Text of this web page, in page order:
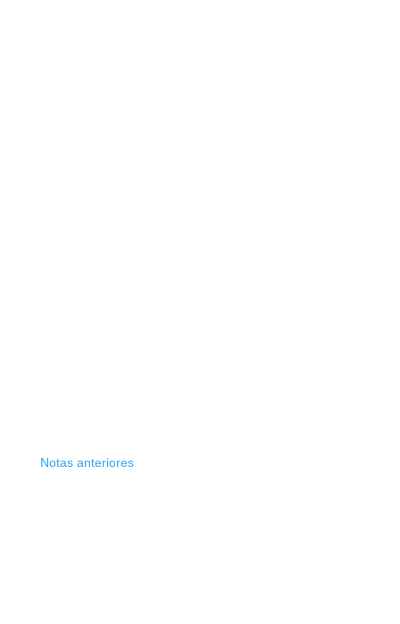
Notas anteriores